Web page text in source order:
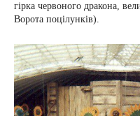
гірка червоного дракона,
Ворота поцілунків).